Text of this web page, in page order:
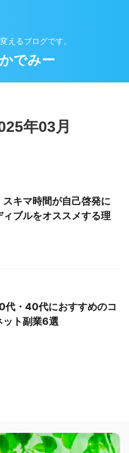
えるブログです。
でみー
年03月
スキマ時間が自己啓発に
ブルをオススメする理
代・40代におすすめのコ
ット副業6選